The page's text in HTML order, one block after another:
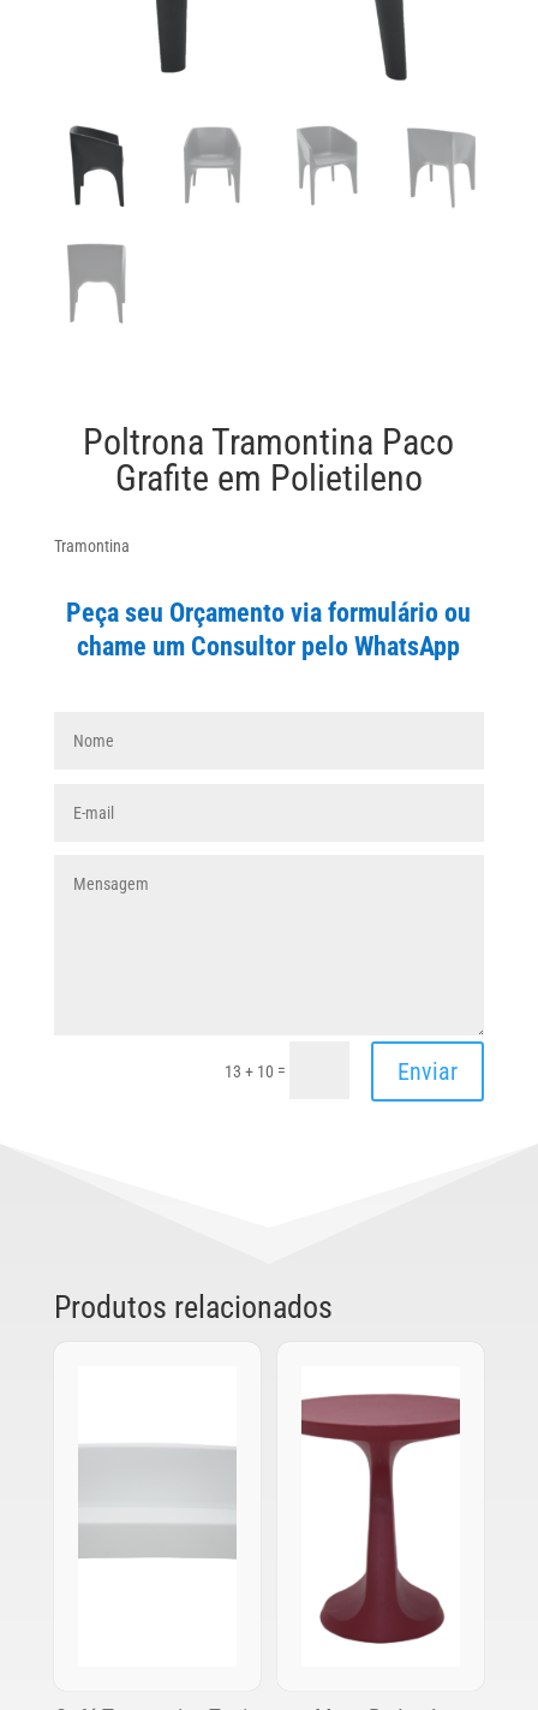
Poltrona Tramontina Paco
Grafite em Polietileno
Tramontina
Peça seu Orçamento via formulário ou
chame um Consultor pelo WhatsApp
13 + 10 = Enviar
Produtos relacionados